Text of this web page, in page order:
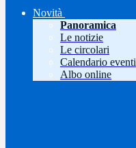
Novità
Panoramica
Le notizie
Le circolari
Calendario eventi
Albo online